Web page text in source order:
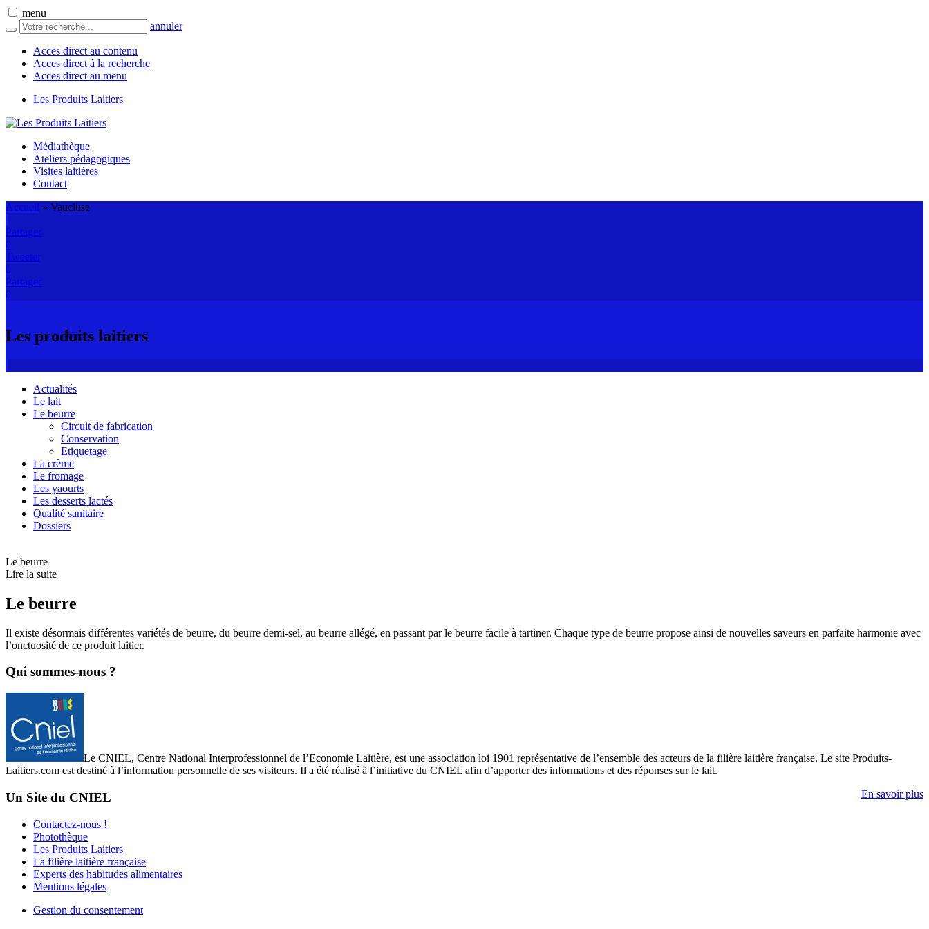
menu
annuler
Acces direct au contenu
Acces direct à la recherche
Acces direct au menu
Les Produits Laitiers
Médiathèque
Ateliers pédagogiques
Visites laitières
Contact
Accueil » Vaucluse
Partager
0
Tweeter
0
Partager
0
Les produits laitiers
Actualités
Le lait
Le beurre
Circuit de fabrication
Conservation
Etiquetage
La crème
Le fromage
Les yaourts
Les desserts lactés
Qualité sanitaire
Dossiers
Le beurre
Lire la suite
Le beurre
Il existe désormais différentes variétés de beurre, du beurre demi-sel, au beurre allégé, en passant par le beurre facile à tartiner. Chaque type de beurre propose ainsi de nouvelles saveurs en parfaite harmonie avec
l’onctuosité de ce produit laitier.
Qui sommes-nous ?
Le CNIEL, Centre National Interprofessionnel de l’Economie Laitière, est une association loi 1901 représentative de l’ensemble des acteurs de la filière laitière française. Le site Produits-
Laitiers.com est destiné à l’information personnelle de ses visiteurs. Il a été réalisé à l’initiative du CNIEL afin d’apporter des informations et des réponses sur le lait.
En savoir plus
Un Site du CNIEL
Contactez-nous !
Photothèque
Les Produits Laitiers
La filière laitière française
Experts des habitudes alimentaires
Mentions légales
Gestion du consentement